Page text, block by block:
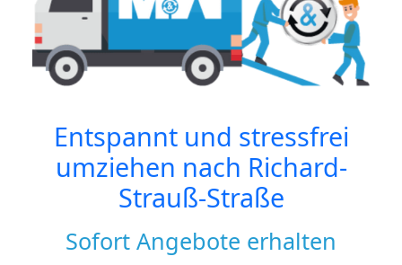
Entspannt und stressfrei
umziehen nach Richard-
Strauß-Straße
Sofort Angebote erhalten